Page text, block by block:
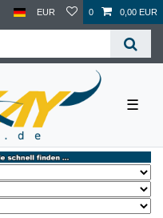
EUR 0 0,00 EUR
☰